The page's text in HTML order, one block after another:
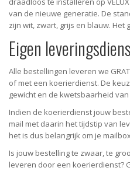
van de nieuwe generatie. De
zijn wit, zwart, grijs en blauw.
Eigen
Alle bestellingen leveren we
of met een koerierdienst. De
gewicht en de kwetsbaarheid
Indien de koerierdienst jouw
mail met daarin het tijdstip van
het is dus belangrijk om je
Is jouw bestelling te zwaar, te
leveren door een koerierdienst?